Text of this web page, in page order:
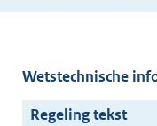
Wetstechnische
Regeling tekst